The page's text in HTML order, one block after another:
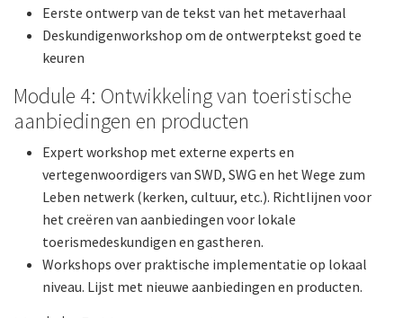
Eerste ontwerp van de tekst van het metaverhaal
Deskundigenworkshop om de ontwerptekst goed te
keuren
Module 4: Ontwikkeling van toeristische
aanbiedingen en producten
Expert workshop met externe experts en
vertegenwoordigers van SWD, SWG en het Wege zum
Leben netwerk (kerken, cultuur, etc.). Richtlijnen voor
het creëren van aanbiedingen voor lokale
toerismedeskundigen en gastheren.
Workshops over praktische implementatie op lokaal
niveau. Lijst met nieuwe aanbiedingen en producten.